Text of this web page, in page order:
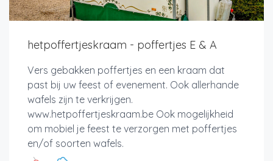
hetpoffertjeskraam - poffertjes E & A
Vers gebakken poffertjes en een kraam dat
past bij uw feest of evenement. Ook allerhande
wafels zijn te verkrijgen.
www.hetpoffertjeskraam.be Ook mogelijkheid
om mobiel je feest te verzorgen met poffertjes
en/of soorten wafels.